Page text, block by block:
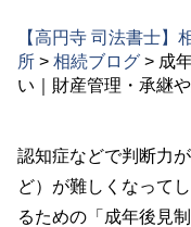
【高円寺 司法書士】
所 > 相続ブログ > 成
い｜財産管理・承継
認知症などで判断力
ど）が難しくなって
るための「成年後見